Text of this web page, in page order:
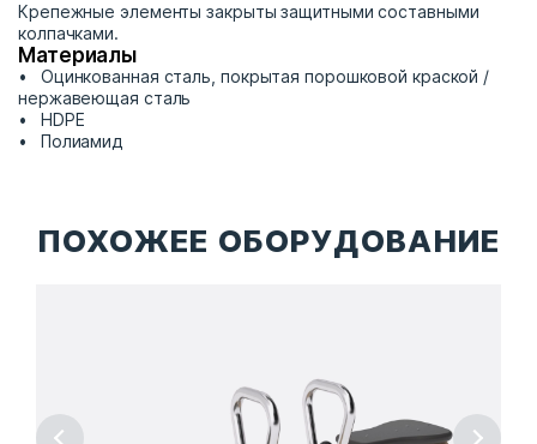
Крепежные элементы закрыты защитными составными
колпачками.
Материалы
Оцинкованная сталь, покрытая порошковой краской /
нержавеющая сталь
HDPE
Полиамид
ПОХОЖЕЕ ОБОРУДОВАНИЕ